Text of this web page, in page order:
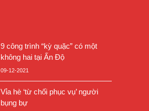
9 công trình “kỳ quặc” có một
không hai tại Ấn Độ
09-12-2021
Vỉa hè ‘từ chối phục vụ’ người
bụng bự